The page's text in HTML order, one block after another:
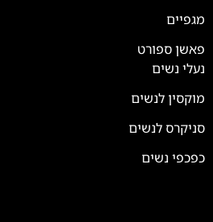
מגפיים
פאשן ספורט
נעלי נשים
מוקסין לנשים
סניקרס לנשים
כפכפי נשים